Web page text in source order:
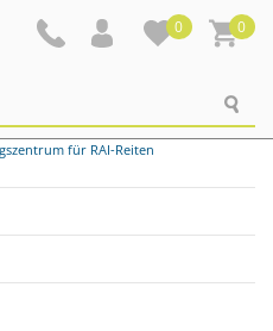
0 0
für RAI-Reiten